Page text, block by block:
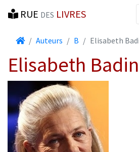
RUE DES LIVRES
AccueilAuteurs B Elisabeth
Elisabeth